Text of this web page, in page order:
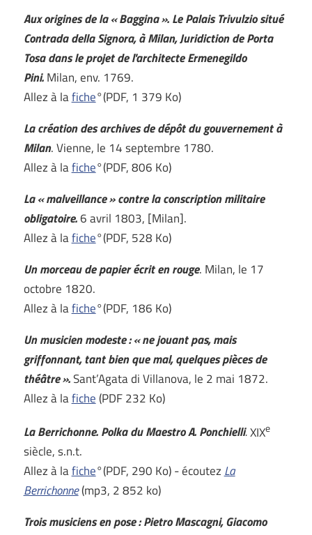
Aux origines de la « Baggina ». Le Palais Trivulzio situé
Contrada della Signora, à Milan, Juridiction de Porta
Tosa dans le projet de l'architecte Ermenegildo
Pini.Milan, env. 1769.
Allez à lafiche°(PDF, 1 379 Ko)
La création des archives de dépôt du gouvernement à
Milan. Vienne, le 14 septembre 1780.
Allez à lafiche°(PDF, 806 Ko)
La « malveillance » contre la conscription militaire
obligatoire.6 avril 1803, [Milan].
Allez à lafiche°(PDF, 528 Ko)
Un morceau de papier écrit en rouge. Milan, le 17
octobre 1820.
Allez à lafiche°(PDF, 186 Ko)
Un musicien modeste : « ne jouant pas, mais
griffonnant, tant bien que mal, quelques pièces de
théâtre ».Sant’Agata di Villanova, le 2 mai 1872.
Allez à lafiche(PDF 232 Ko)
La Berrichonne. Polka du Maestro A. Ponchielli.XIXe
siècle, s.n.t.
Allez à lafiche°(PDF, 290 Ko) - écoutezLa
Berrichonne(mp3, 2 852 ko)
Trois musiciens en pose : Pietro Mascagni, Giacomo